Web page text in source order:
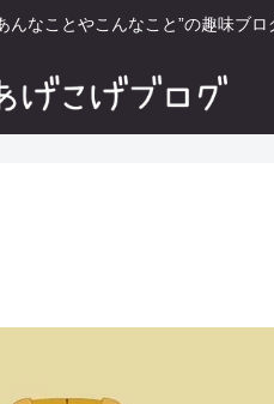
んなことやこんなこと”の趣味ブロ